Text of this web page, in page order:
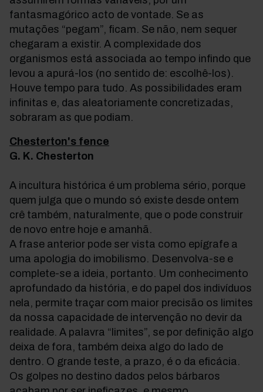
fantasmagórico acto de vontade. Se as
mutações “pegam”, ficam. Se não, nem sequer
chegaram a existir. A complexidade dos
organismos está associada ao tempo infindo que
levou a apurá-los (no sentido de: escolhê-los).
Houve tempo para tudo. As possibilidades eram
infinitas e, das aleatoriamente concretizadas,
sobraram as que podiam.
Chesterton's fence
G. K. Chesterton
A incultura histórica é um problema sério, porque
quem julga que o mundo só existe desde ontem
crê também, naturalmente, que o pode construir
de novo entre hoje e amanhã.
A frase anterior pode ser vista como epígrafe a
uma apologia do imobilismo. Desenvolva-se e
complete-se a ideia, portanto. Um conhecimento
aprofundado da história, e do papel dos indivíduos
nela, permite traçar com maior precisão os limites
da nossa capacidade de intervenção no devir da
realidade. A palavra “limites”, se por definição algo
deixa de fora, também deixa algo do lado de
dentro. O grande teste, a prazo, é o da eficácia.
Os golpes no destino dados pelos bárbaros